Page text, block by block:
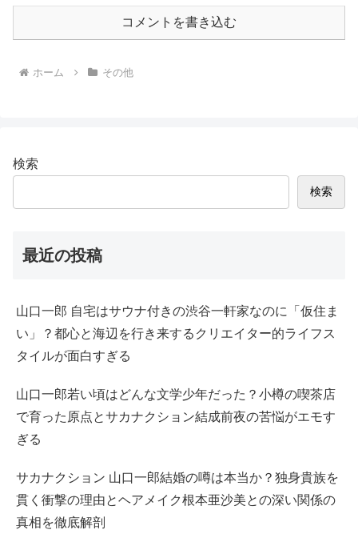
コメントを書き込む
ホーム その他
検索
検索
最近の投稿
山口一郎 自宅はサウナ付きの渋谷一軒家なのに「仮住ま
い」？都心と海辺を行き来するクリエイター的ライフス
タイルが面白すぎる
山口一郎若い頃はどんな文学少年だった？小樽の喫茶店
で育った原点とサカナクション結成前夜の苦悩がエモす
ぎる
サカナクション 山口一郎結婚の噂は本当か？独身貴族を
貫く衝撃の理由とヘアメイク根本亜沙美との深い関係の
真相を徹底解剖